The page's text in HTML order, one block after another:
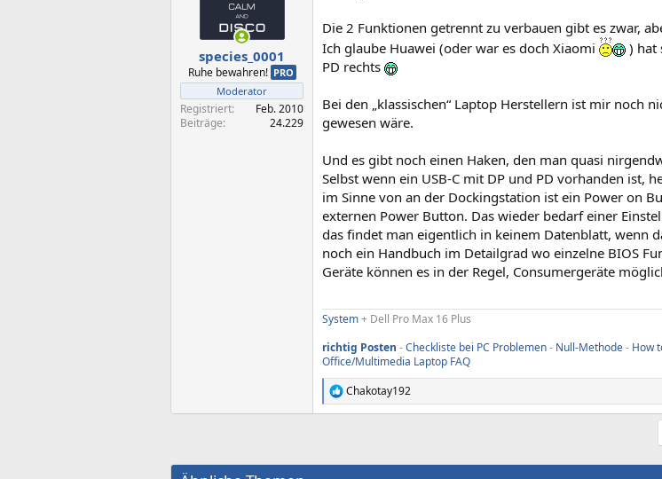
species_0001
Ruhe bewahren! PRO
Moderator
Registriert
Feb. 2010
Beiträge
24.229
Die 2 Funktionen getrennt zu verbauen gibt es zwar,
Ich glaube Huawei (oder war es doch Xiaomi
) hat
PD rechts
Bei den „klassischen“ Laptop Herstellern ist mir noch
gewesen wäre.
Und es gibt noch einen Haken, den man quasi
Selbst wenn ein USB-C mit DP und PD vorhanden ist,
im Sinne von an der Dockingstation ist ein Power on
externen Power Button. Das wieder bedarf einer
das findet man eigentlich in keinem Datenblatt, wenn
noch ein Handbuch im Detailgrad wo einzelne BIOS
Geräte können es in der Regel, Consumergeräte
System+ Dell Pro Max 16 Plus
richtig Posten -Checkliste bei PC Problemen- Null-Methode- How
Office/Multimedia Laptop FAQ
R
e
i
Chakotay192